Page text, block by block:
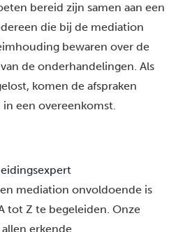
bereid zijn samen aan een
die bij de mediation
bewaren over de
de onderhandelingen. Als
komen de afspraken
een overeenkomst.
mediation onvoldoende is
tot Z te begeleiden. Onze
erkende